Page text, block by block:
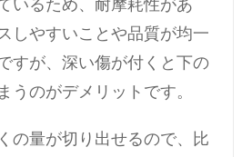
いるため、耐摩耗性があ
しやすいことや品質が均一
すが、深い傷が付くと下の
うのがデメリットです。
の量が切り出せるので、比